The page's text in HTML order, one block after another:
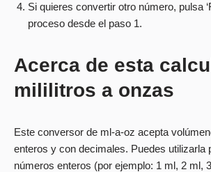
Si quieres convertir otro número, pulsa
proceso desde el paso 1.
Acerca de esta
mililitros a onzas
Este conversor de ml-a-oz acepta
enteros y con decimales. Puedes utilizarla
números enteros (por ejemplo: 1 ml, 2